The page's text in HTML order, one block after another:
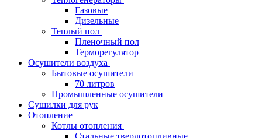
Газовые
Дизельные
Теплый пол
Пленочный пол
Терморегулятор
Осушители воздуха
Бытовые осушители
70 литров
Промышленные осушители
Сушилки для рук
Отопление
Котлы отопления
Стальные твердотопливные